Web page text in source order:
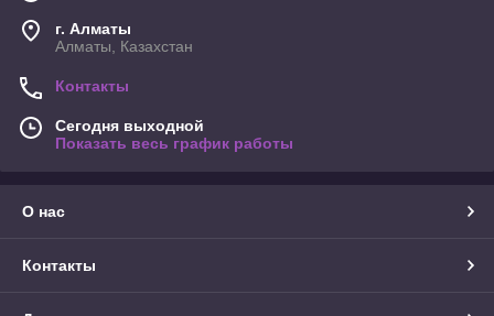
г. Алматы
Алматы, Казахстан
Контакты
Сегодня выходной
Показать весь график работы
О нас
Контакты